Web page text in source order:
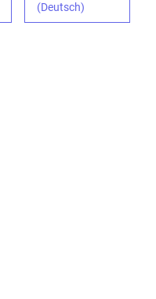
(Deutsch)